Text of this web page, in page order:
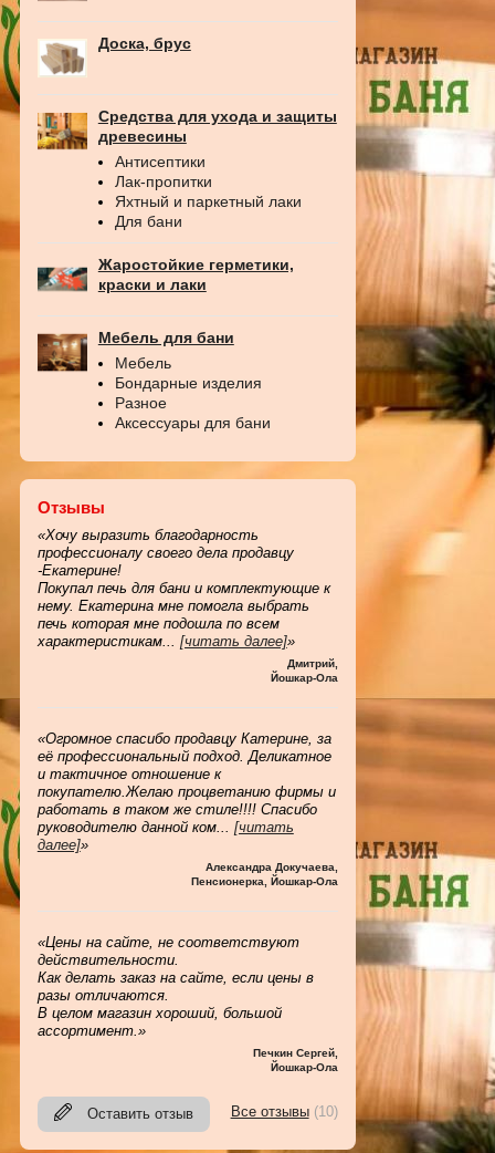
Доска, брус
Средства для ухода и защиты
древесины
Антисептики
Лак-пропитки
Яхтный и паркетный лаки
Для бани
Жаростойкие герметики,
краски и лаки
Мебель для бани
Мебель
Бондарные изделия
Разное
Аксессуары для бани
Отзывы
«Хочу выразить благодарность
профессионалу своего дела продавцу
-Екатерине!
Покупал печь для бани и комплектующие к
нему. Екатерина мне помогла выбрать
печь которая мне подошла по всем
характеристикам... [читать далее]»
Дмитрий,
Йошкар-Ола
«Огромное спасибо продавцу Катерине, за
её профессиональный подход. Деликатное
и тактичное отношение к
покупателю.Желаю процветанию фирмы и
работать в таком же стиле!!!! Спасибо
руководителю данной ком... [читать
далее]»
Александра Докучаева
Пенсионерка, Йошкар-Ола
«Цены на сайте, не соответствуют
действительности.
Как делать заказ на сайте, если цены в
разы отличаются.
В целом магазин хороший, большой
ассортимент.»
Печкин Сергей,
Йошкар-Ола
Оставить отзыв Все отзывы(10)